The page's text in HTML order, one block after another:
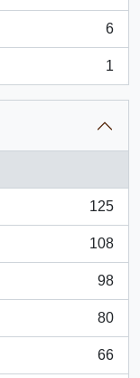
6
1
125
108
98
80
66